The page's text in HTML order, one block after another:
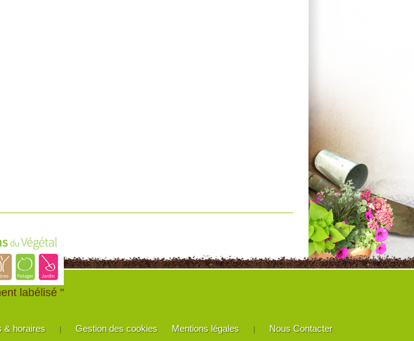
labélisé "
& horaires | Gestion des cookies Mentions légales | Nous Contacter